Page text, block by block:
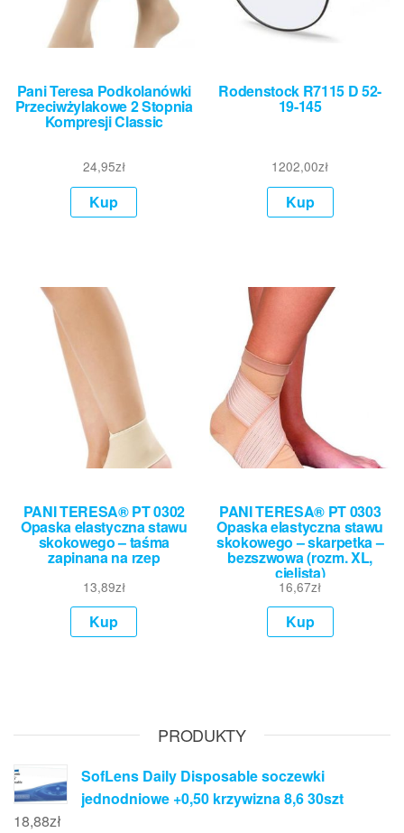
Pani Teresa Podkolanówki
Przeciwżylakowe 2 Stopnia
Kompresji Classic
24,95zł
Kup
Rodenstock R7115 D 52-
19-145
1202,00zł
Kup
PANI TERESA® PT 0302
Opaska elastyczna stawu
skokowego – taśma
zapinana na rzep
13,89zł
Kup
PANI TERESA® PT 0303
Opaska elastyczna stawu
skokowego – skarpetka –
bezszwowa (rozm. XL,
cielista)
16,67zł
Kup
PRODUKTY
SofLens Daily Disposable soczewki
jednodniowe +0,50 krzywizna 8,6 30szt
18,88zł